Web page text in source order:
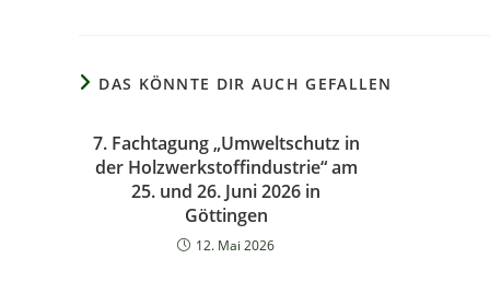
DAS KÖNNTE DIR AUCH GEFALLEN
7. Fachtagung „Umweltschutz in
der Holzwerkstoffindustrie“ am
25. und 26. Juni 2026 in
Göttingen
12. Mai 2026